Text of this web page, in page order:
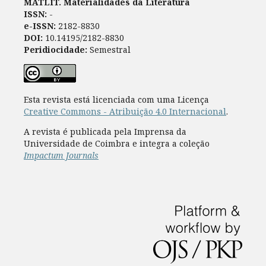
MATLIT. Materialidades da Literatura
ISSN: -
e-ISSN: 2182-8830
DOI: 10.14195/2182-8830
Peridiocidade: Semestral
Esta revista está licenciada com uma Licença
Creative Commons - Atribuição 4.0 Internacional.
A revista é publicada pela Imprensa da
Universidade de Coimbra e integra a coleção
Impactum Journals